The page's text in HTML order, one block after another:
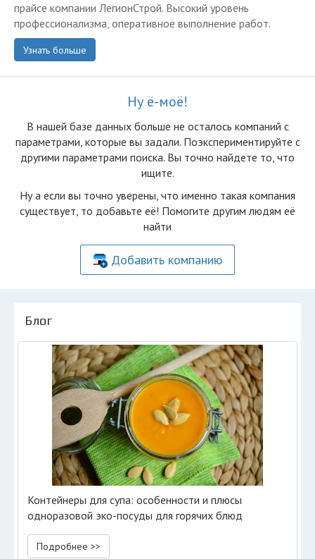
прайсе компании ЛегионСтрой. Высокий уровень
профессионализма, оперативное выполнение работ.
Узнать больше
Ну ё-моё!
В нашей базе данных больше не осталоcь компаний с
параметрами, которые вы задали. Поэкспериментируйте с
другими параметрами поиска. Вы точно найдете то, что
ищите.
Ну а если вы точно уверены, что именно такая компания
существует, то добавьте её! Помогите другим людям её
найти
Добавить компанию
Блог
Контейнеры для супа: особенности и плюсы
одноразовой эко-посуды для горячих блюд
Подробнее >>